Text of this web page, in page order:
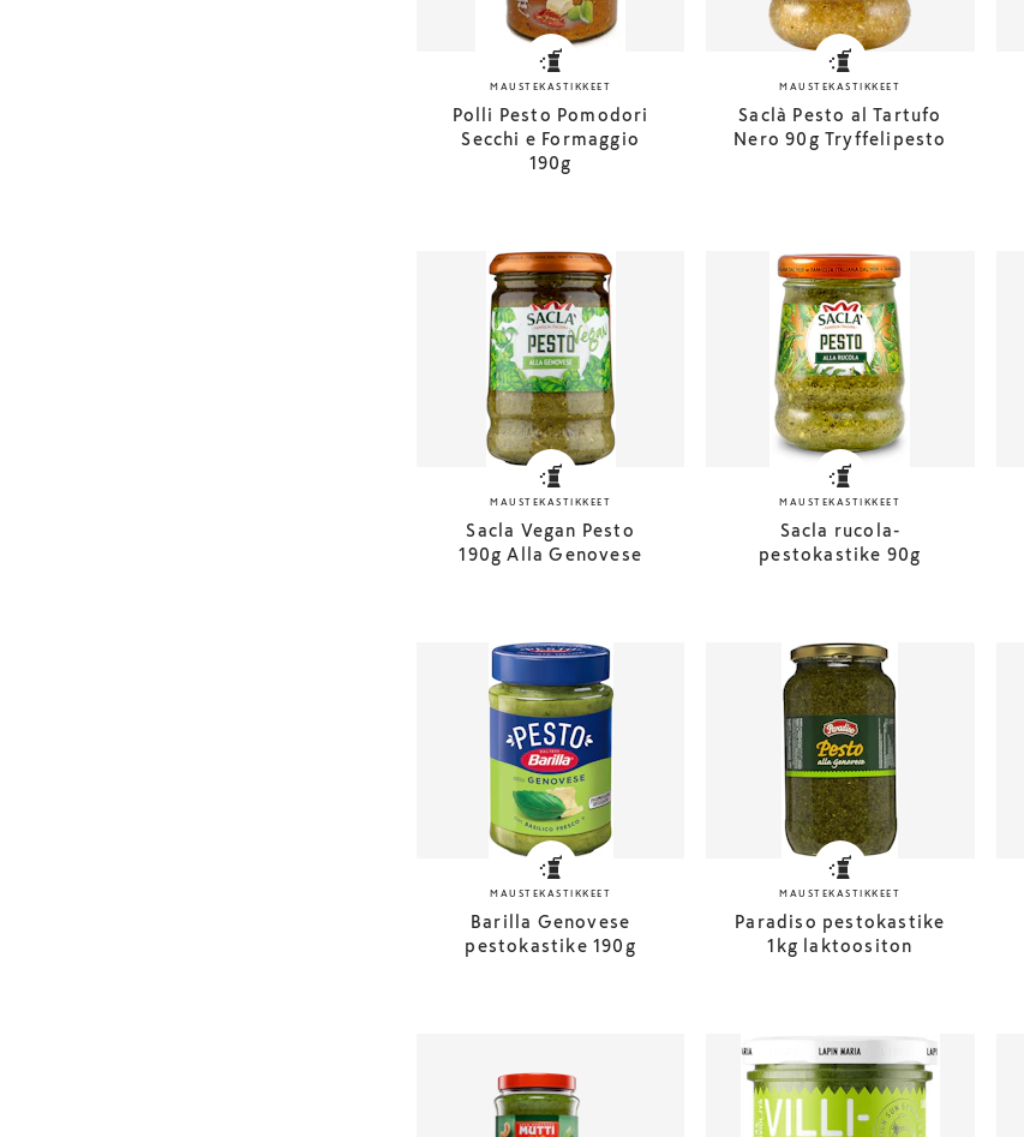
MAUSTEKASTIKKEET
Polli Pesto Pomodori
Secchi e Formaggio
190g
MAUSTEKASTIKKEET
Saclà Pesto al Tartufo
Nero 90g Tryffelipesto
MAUSTEKASTIKKEET
Sacla Vegan Pesto
190g Alla Genovese
MAUSTEKASTIKKEET
Sacla rucola-
pestokastike 90g
MAUSTEKASTIKKEET
Barilla Genovese
pestokastike 190g
MAUSTEKASTIKKEET
Paradiso pestokastike
1kg laktoositon